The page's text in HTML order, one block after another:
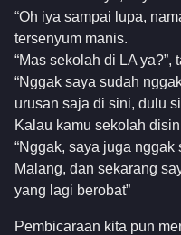
“Oh iya sampai lupa,
tersenyum manis.
“Mas sekolah di LA ya?”,
“Nggak saya sudah
urusan saja di sini, dulu
Kalau kamu sekolah
“Nggak, saya juga
Malang, dan sekarang
yang lagi berobat”
Pembicaraan kita pun